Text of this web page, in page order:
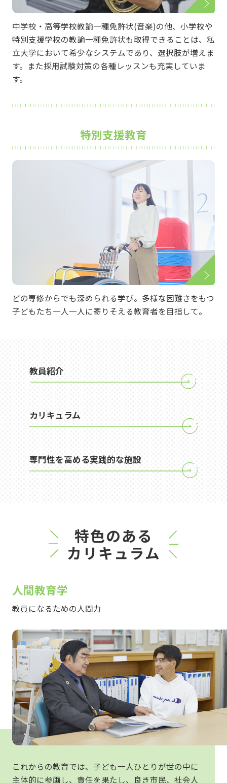
中学校・高等学校教諭一種免許状(音楽)の他、小学校や
特別支援学校の教諭一種免許状も取得できることは、私
立大学において希少なシステムであり、選択肢が増えま
す。また採用試験対策の各種レッスンも充実していま
す。
特別支援教育
どの専修からでも深められる学び。多様な困難さをもつ
子どもたち一人一人に寄りそえる教育者を目指して。
教員紹介
カリキュラム
専門性を高める実践的な施設
特色のある
カリキュラム
人間教育学
教員になるための人間力
これからの教育では、子ども一人ひとりが世の中に
主体的に参画し、責任を果たし、良き市民、社会人